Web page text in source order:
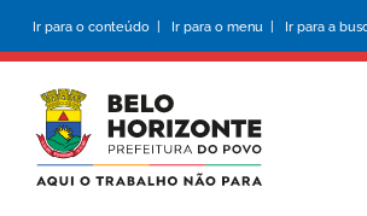
conteúdo
principal
Ir para o conteúdo | Ir para o menu | Ir para a